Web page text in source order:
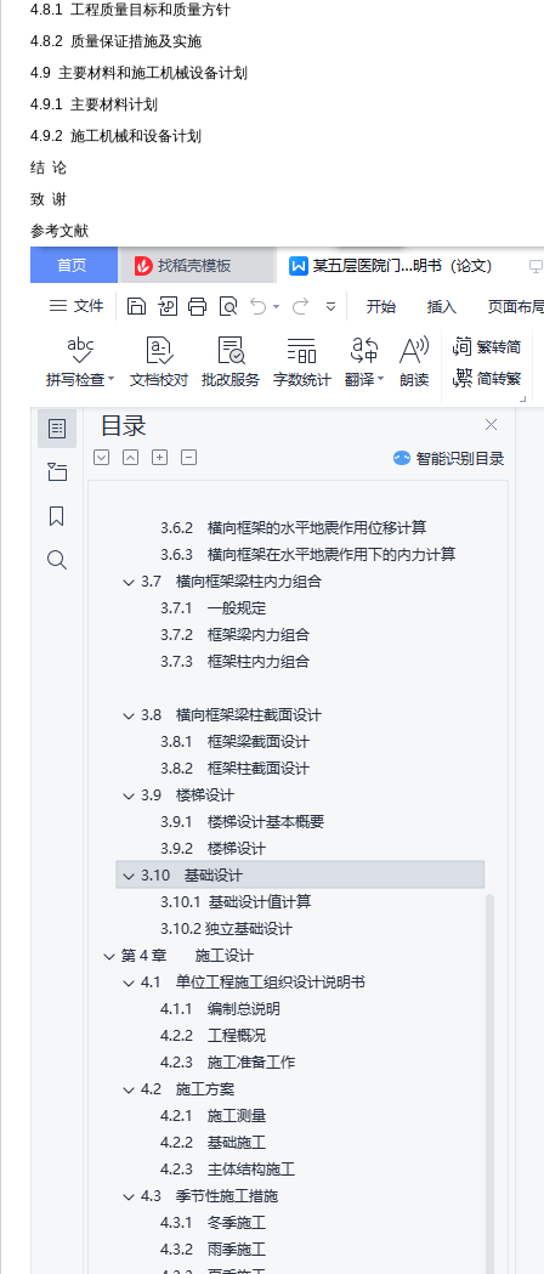
4.8.1 工程质量目标和质量方针
4.8.2 质量保证措施及实施
4.9 主要材料和施工机械设备计划
4.9.1 主要材料计划
4.9.2 施工机械和设备计划
结 论
致 谢
参考文献